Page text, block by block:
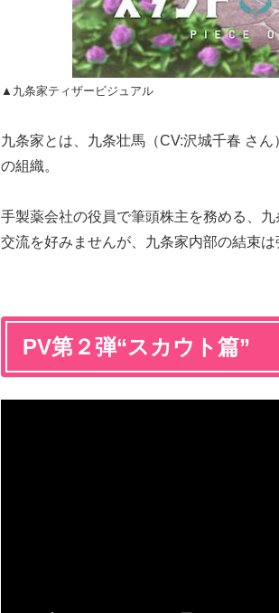
▲九条家ティザービジュアル
九条家とは、九条壮馬（CV:沢城千春 さ
の組織。
手製薬会社の役員で筆頭株主を務める、
交流を好みませんが、九条家内部の結束は
PV第２弾“スカウト篇”